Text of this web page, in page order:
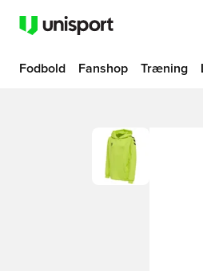
Fodbold Fanshop Træning